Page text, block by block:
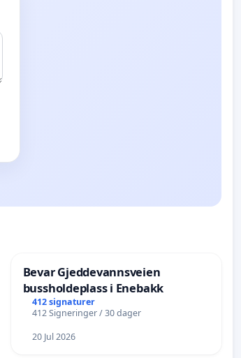
Bevar Gjeddevannsveien
bussholdeplass i Enebakk
412 signaturer
412 Signeringer / 30 dager
20 Jul 2026